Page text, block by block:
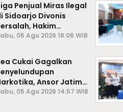
Penjual Miras Ilegal
Sidoarjo Divonis
Hakim
Denda hingga
05 Agu 2026 18:06 WIB
Cukai Gagalkan
Ansor Jatim
Tak Kalah dari
05 Agu 2026 14:57 WIB